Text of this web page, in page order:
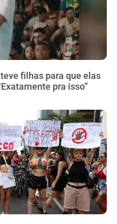
filhas para que elas
pra isso”